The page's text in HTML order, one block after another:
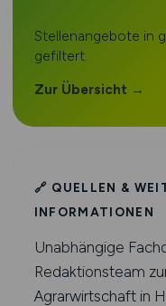
Stellenangebote in
gefiltert.
Zur Übersicht →
🔗 QUELLEN &
INFORMATIONEN
Unabhängige
Redaktionsteam
Agrarwirtschaft in